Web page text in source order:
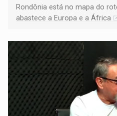
Rondônia está no mapa do
abastece a Europa e a África